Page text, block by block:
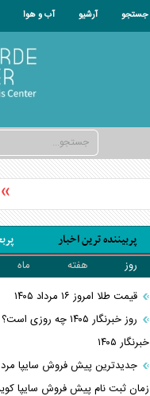
جستجو آرشیو آب و هوا
پربیننده ترین اخبار
روز هفته ماه
قیمت طلا امروز ۱۶ مرداد ۱۴۰۵
روز خبرنگار ۱۴۰۵ چه
خبرنگار ۱۴۰۵